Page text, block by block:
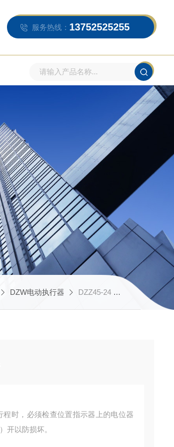
服务热线： 13752525255
DZW电动执行器 DZZ45-24 DZZ60-24厂家供应电子式铝合金电动执行器
时，必须检查位置指示器上的电位器
开以防损坏。